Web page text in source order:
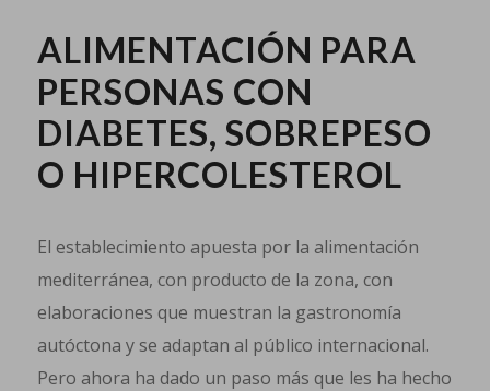
ALIMENTACIÓN PARA
PERSONAS CON
DIABETES, SOBREPESO
O HIPERCOLESTEROL
El establecimiento apuesta por la alimentación
mediterránea, con producto de la zona, con
elaboraciones que muestran la gastronomía
autóctona y se adaptan al público internacional.
Pero ahora ha dado un paso más que les ha hecho